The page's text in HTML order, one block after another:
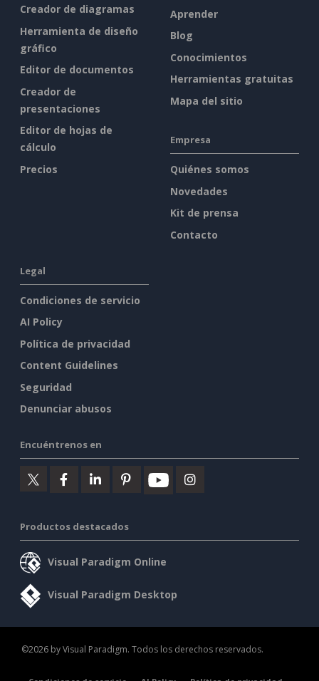
Creador de diagramas
Herramienta de diseño
gráfico
Editor de documentos
Creador de
presentaciones
Editor de hojas de
cálculo
Precios
Aprender
Blog
Conocimientos
Herramientas gratuitas
Mapa del sitio
Empresa
Quiénes somos
Novedades
Kit de prensa
Contacto
Legal
Condiciones de servicio
AI Policy
Política de privacidad
Content Guidelines
Seguridad
Denunciar abusos
Encuéntrenos en
Productos destacados
Visual Paradigm Online
Visual Paradigm Desktop
©2026 by Visual Paradigm. Todos los derechos reservados.